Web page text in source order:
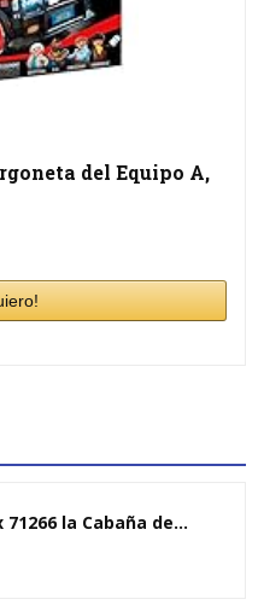
del Equipo A,
71266 la Cabaña de...